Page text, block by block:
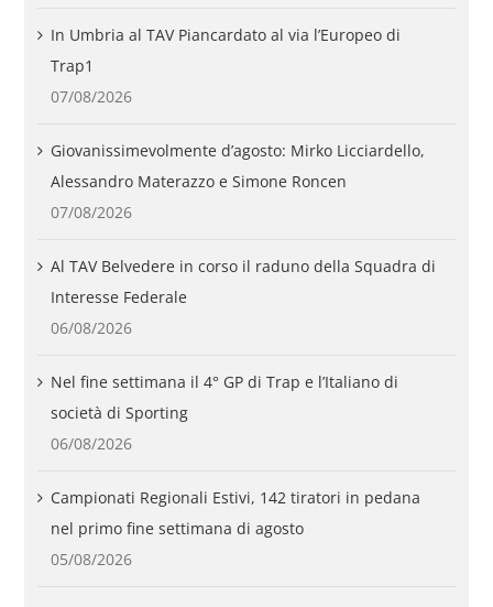
In Umbria al TAV Piancardato al via l’Europeo di
Trap1
07/08/2026
Giovanissimevolmente d’agosto: Mirko Licciardello,
Alessandro Materazzo e Simone Roncen
07/08/2026
Al TAV Belvedere in corso il raduno della Squadra di
Interesse Federale
06/08/2026
Nel fine settimana il 4° GP di Trap e l’Italiano di
società di Sporting
06/08/2026
Campionati Regionali Estivi, 142 tiratori in pedana
nel primo fine settimana di agosto
05/08/2026